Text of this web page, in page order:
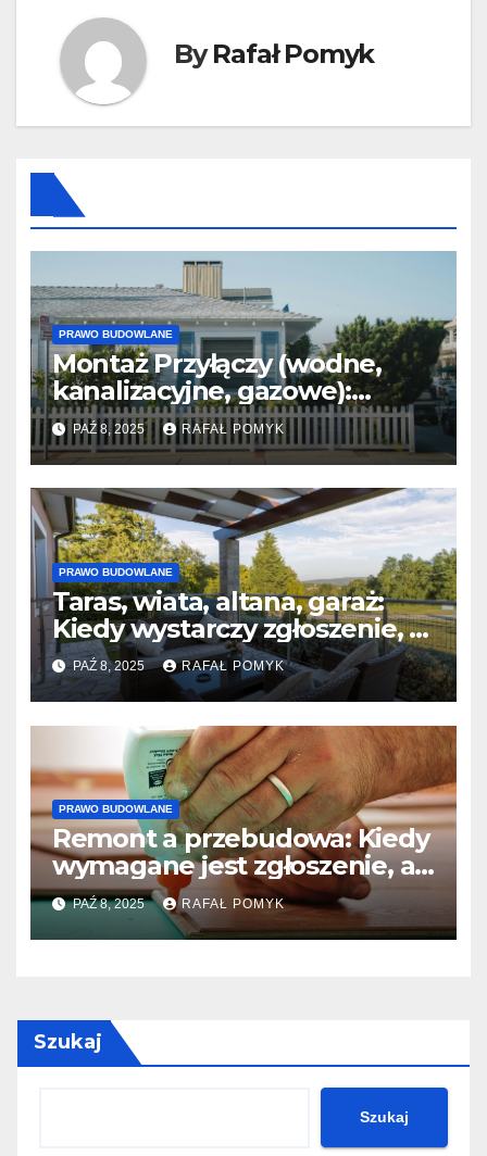
ByRafał Pomyk
PRAWO BUDOWLANE
Montaż Przyłączy (wodne,
kanalizacyjne, gazowe):
Niezbędne dokumenty i
projekty.
PAŹ 8, 2025 RAFAŁ POMYK
PRAWO BUDOWLANE
Taras, wiata, altana, garaż:
Kiedy wystarczy zgłoszenie, a
kiedy PB?
PAŹ 8, 2025 RAFAŁ POMYK
PRAWO BUDOWLANE
Remont a przebudowa: Kiedy
wymagane jest zgłoszenie, a
kiedy Pozwolenie na
Budowę?
PAŹ 8, 2025 RAFAŁ POMYK
Szukaj
Szukaj